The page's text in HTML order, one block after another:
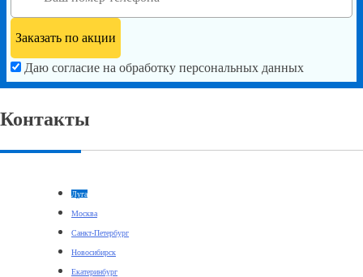
Даю согласие на обработку персональных данных
Контакты
Луга
Москва
Санкт-Петербург
Новосибирск
Екатеринбург